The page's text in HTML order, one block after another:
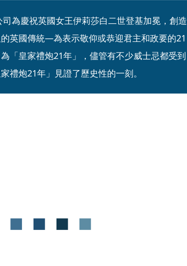
為慶祝英國女王伊莉莎白二世登基加冕，創造
英國傳統—為表示敬仰或恭迎君主和政要的21
「皇家禮炮21年」，儘管有不少威士忌都受到
禮炮21年」見證了歷史性的一刻。